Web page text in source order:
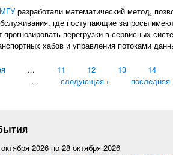
МГУразработали математический метод,
где поступающие запросы
перегрузки в сервисных
хабов и управления потоками
… 11 12 13 14
…
следующая › последняя
2026 по 28 октября 2026